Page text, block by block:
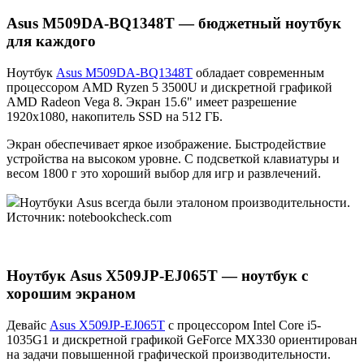
Asus M509DA-BQ1348T — бюджетный ноутбук
для каждого
Ноутбук Asus M509DA-BQ1348T обладает современным
процессором AMD Ryzen 5 3500U и дискретной графикой
AMD Radeon Vega 8. Экран 15.6" имеет разрешение
1920x1080, накопитель SSD на 512 ГБ.
Экран обеспечивает яркое изображение. Быстродействие
устройства на высоком уровне. С подсветкой клавиатуры и
весом 1800 г это хороший выбор для игр и развлечений.
Ноутбуки Asus всегда были эталоном производительности.
Источник: notebookcheck.com
Ноутбук Asus X509JP-EJ065T — ноутбук с
хорошим экраном
Девайс Asus X509JP-EJ065T с процессором Intel Core i5-
1035G1 и дискретной графикой GeForce MX330 ориентирован
на задачи повышенной графической производительности.